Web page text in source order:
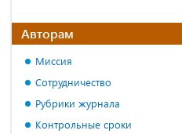
Авторам
Миссия
Сотрудничество
Рубрики журнала
Контрольные сроки